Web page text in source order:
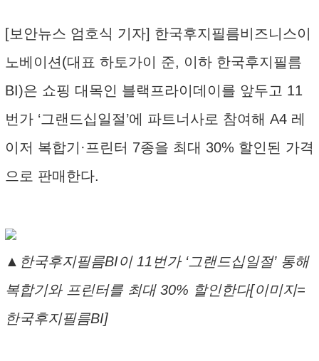
[보안뉴스 엄호식 기자] 한국후지필름비즈니스이
노베이션(대표 하토가이 준, 이하 한국후지필름
BI)은 쇼핑 대목인 블랙프라이데이를 앞두고 11
번가 ‘그랜드십일절’에 파트너사로 참여해 A4 레
이저 복합기·프린터 7종을 최대 30% 할인된 가격
으로 판매한다.
▲한국후지필름BI이 11번가 ‘그랜드십일절’ 통해
복합기와 프린터를 최대 30% 할인한다[이미지=
한국후지필름BI]